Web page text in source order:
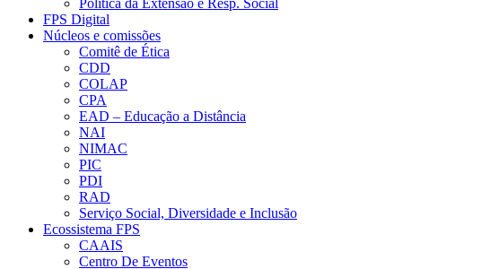
Política da Extensão e Resp. Social
FPS Digital
Núcleos e comissões
Comitê de Ética
CDD
COLAP
CPA
EAD – Educação a Distância
NAI
NIMAC
PIC
PDI
RAD
Serviço Social, Diversidade e Inclusão
Ecossistema FPS
CAAIS
Centro De Eventos